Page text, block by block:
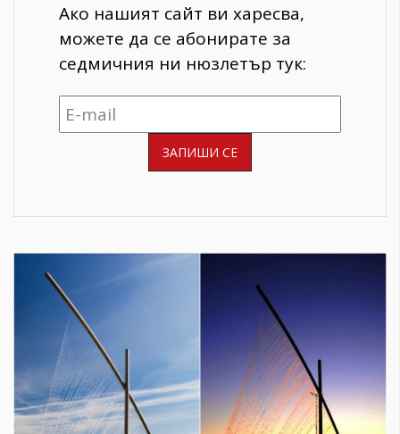
Ако нашият сайт ви харесва,
можете да се абонирате за
седмичния ни нюзлетър тук: